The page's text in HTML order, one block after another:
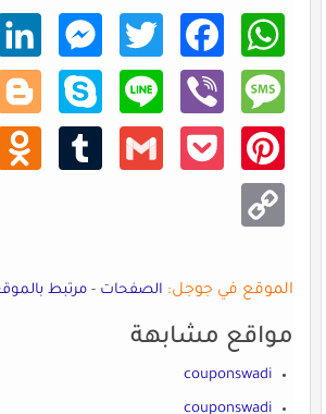
What
sApp
Faceb
ook
Twitt
er
Mess
enger
Linke
dIn
Mess
age
Viber
Line
Skype
Blogg
er
Pinte
rest
Pocke
Gmail
Tumb
Odno
klass
niki
Copy
Link
الموقع في جوجل: الصفحات-مرتبط
مواقع مشابهة
couponswadi
couponswadi